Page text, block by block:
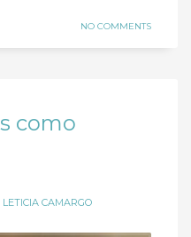
NO COMMENTS
como
LETICIA CAMARGO